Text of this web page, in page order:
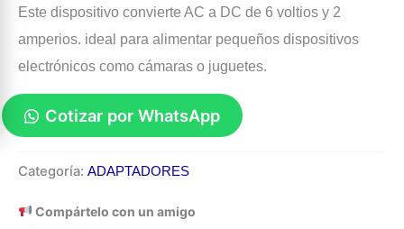
Este dispositivo convierte AC a DC de 6 voltios y 2
amperios. ideal para alimentar pequeños dispositivos
electrónicos como cámaras o juguetes.
Cotizar por WhatsApp
6V-
2A
Categoría: ADAPTADORES
Compártelo con un amigo